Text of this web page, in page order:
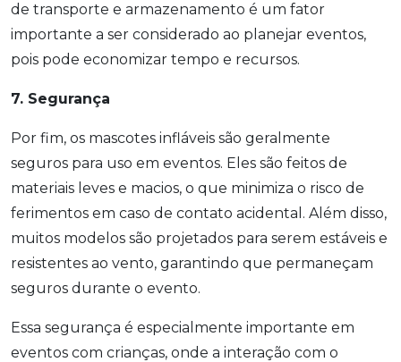
de transporte e armazenamento é um fator
importante a ser considerado ao planejar eventos,
pois pode economizar tempo e recursos.
7. Segurança
Por fim, os mascotes infláveis são geralmente
seguros para uso em eventos. Eles são feitos de
materiais leves e macios, o que minimiza o risco de
ferimentos em caso de contato acidental. Além disso,
muitos modelos são projetados para serem estáveis e
resistentes ao vento, garantindo que permaneçam
seguros durante o evento.
Essa segurança é especialmente importante em
eventos com crianças, onde a interação com o